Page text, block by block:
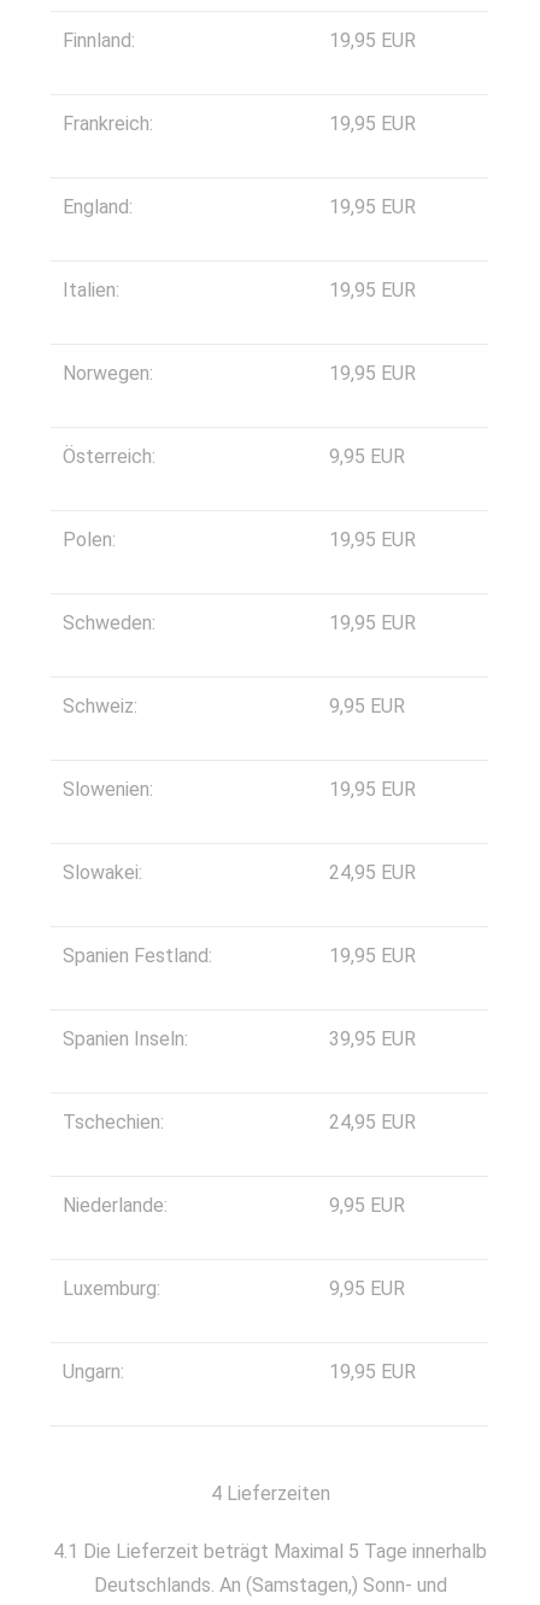
Finnland: 19,95 EUR
Frankreich: 19,95 EUR
England: 19,95 EUR
Italien: 19,95 EUR
Norwegen: 19,95 EUR
Österreich: 9,95 EUR
Polen: 19,95 EUR
Schweden: 19,95 EUR
Schweiz: 9,95 EUR
Slowenien: 19,95 EUR
Slowakei: 24,95 EUR
Spanien Festland: 19,95 EUR
Spanien Inseln: 39,95 EUR
Tschechien: 24,95 EUR
Niederlande: 9,95 EUR
Luxemburg: 9,95 EUR
Ungarn: 19,95 EUR
4 Lieferzeiten
4.1 Die Lieferzeit beträgt Maximal 5 Tage innerhalb
Deutschlands. An (Samstagen,) Sonn- und